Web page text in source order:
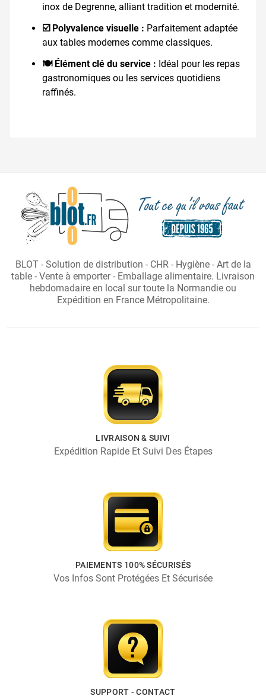
inox de Degrenne, alliant tradition et modernité.
☑️ Polyvalence visuelle : Parfaitement adaptée
aux tables modernes comme classiques.
🍽️ Élément clé du service : Idéal pour les repas
gastronomiques ou les services quotidiens
raffinés.
BLOT - Solution de distribution - CHR - Hygiène - Art de la
table - Vente à emporter - Emballage alimentaire. Livraison
hebdomadaire en local sur toute la Normandie ou
Expédition en France Métropolitaine.
LIVRAISON & SUIVI
Expédition Rapide Et Suivi Des Étapes
PAIEMENTS 100% SÉCURISÉS
Vos Infos Sont Protégées Et Sécurisée
SUPPORT - CONTACT